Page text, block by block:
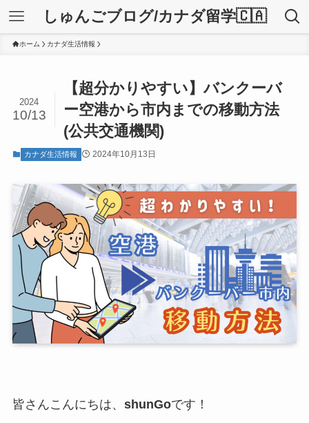
しゅんごブログ/カナダ留学🇨🇦
ホーム カナダ生活情報
【超分かりやすい】バンクーバ
ー空港から市内までの移動方法
(公共交通機関)
2024
10/13
カナダ生活情報 2024年10月13日
皆さんこんにちは、 shunGoです！